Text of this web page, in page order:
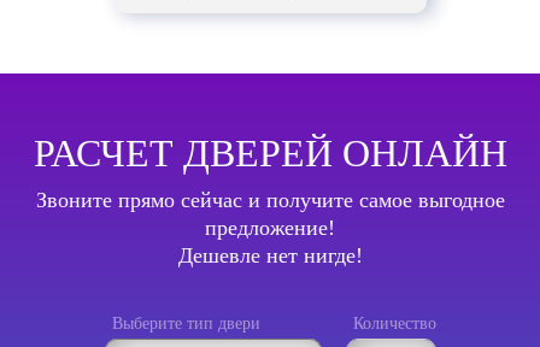
РАСЧЕТ ДВЕРЕЙ ОНЛАЙН
Звоните прямо сейчас и получите самое выгодное
предложение!
Дешевле нет нигде!
Выберите тип двери Количество